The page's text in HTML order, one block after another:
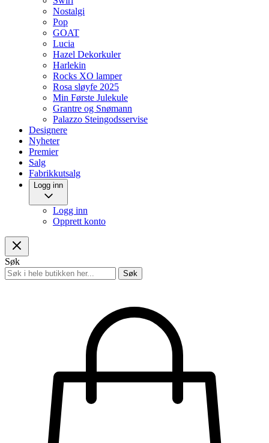
Nostalgi
Pop
GOAT
Lucia
Hazel Dekorkuler
Harlekin
Rocks XO lamper
Rosa sløyfe 2025
Min Første Julekule
Grantre og Snømann
Palazzo Steingodsservise
Designere
Nyheter
Premier
Salg
Fabrikkutsalg
Logg inn
Logg inn
Opprett konto
Søk
Søk